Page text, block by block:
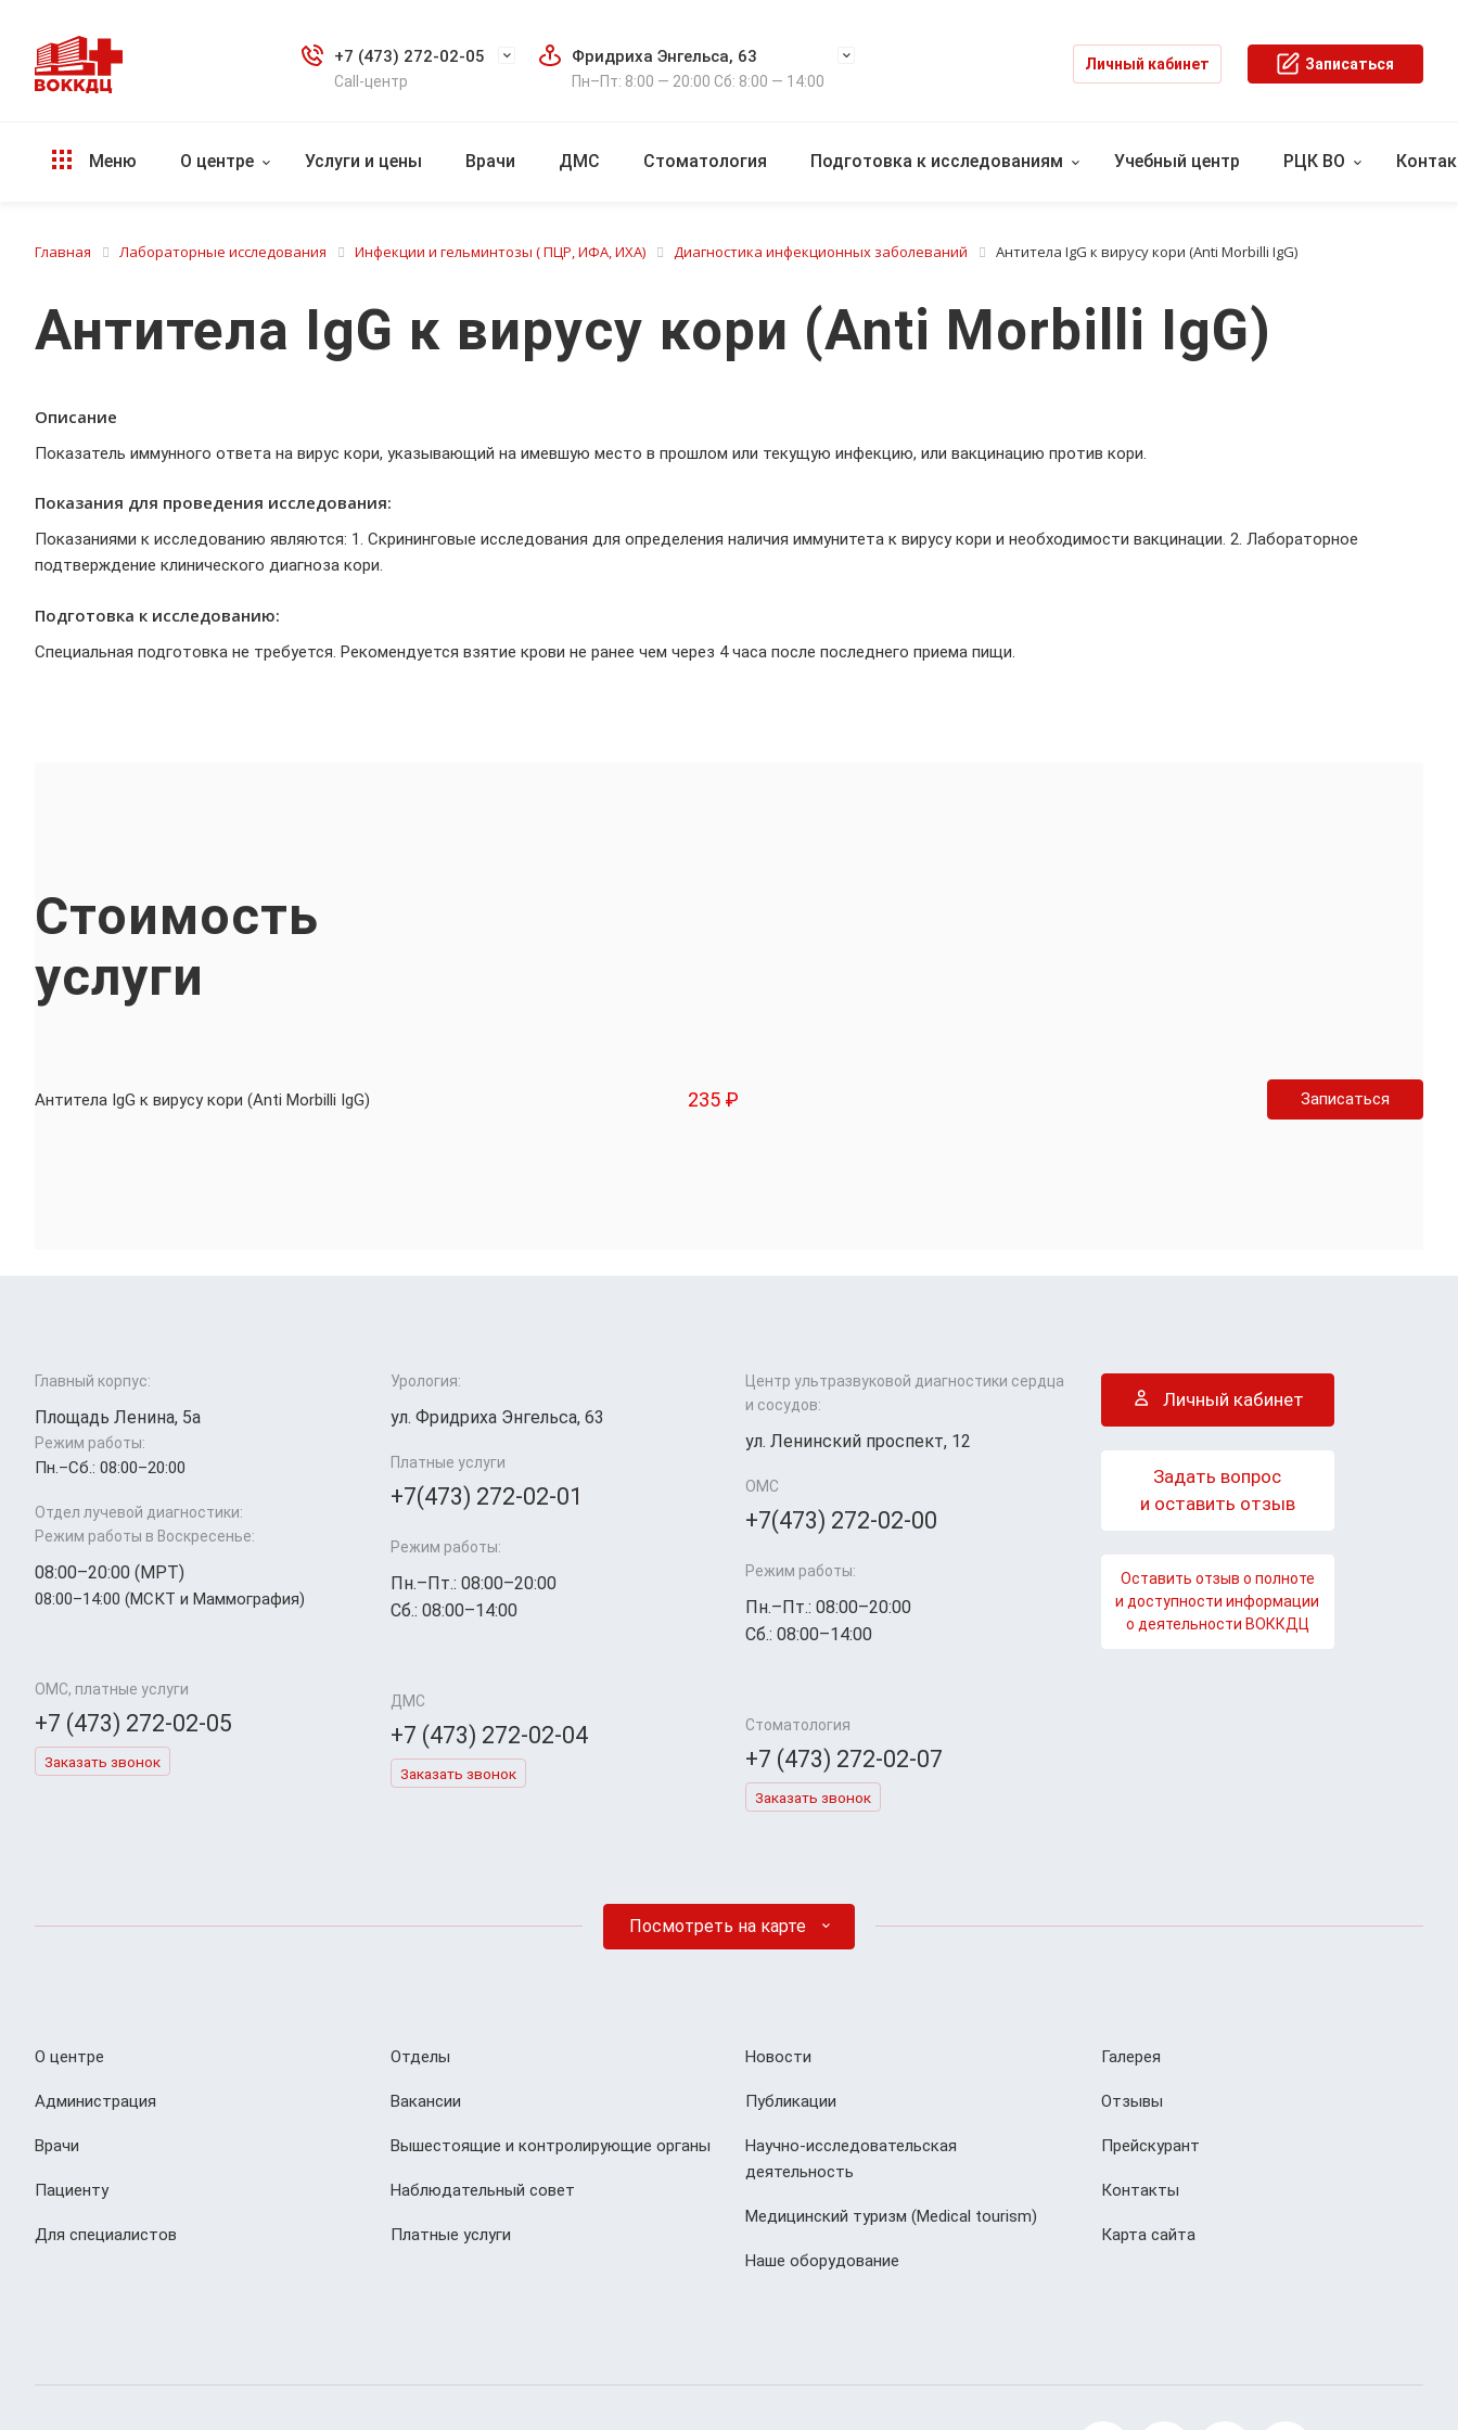
+7 (473) 272-02-05
Call-центр
Фридриха Энгельса, 63
Пн–Пт: 8:00 — 20:00 Сб: 8:00 — 14:00
Личный кабинет Записаться
Меню О центре Услуги и цены Врачи ДМС Стоматология Подготовка к исследованиям Учебный центр РЦК ВО
Главная Лабораторные исследования Инфекции и гельминтозы ( ПЦР, ИФА, ИХА) Диагностика инфекционных заболеваний Антитела IgG к вирусу кори (Anti Morbilli IgG)
Антитела IgG к вирусу кори (Anti Morbilli IgG)
Описание
Показатель иммунного ответа на вирус кори, указывающий на имевшую место в прошлом или текущую инфекцию, или вакцинацию против кори.
Показания для проведения исследования:
Показаниями к исследованию являются: 1. Скрининговые исследования для определения наличия иммунитета к вирусу кори и необходимости вакцинации. 2. Лабораторное
подтверждение клинического диагноза кори.
Подготовка к исследованию:
Специальная подготовка не требуется. Рекомендуется взятие крови не ранее чем через 4 часа после последнего приема пищи.
Стоимость
услуги
Антитела IgG к вирусу кори (Anti Morbilli IgG) 235 ₽ Записаться
Главный корпус:
Площадь Ленина, 5а
Режим работы:
Пн.–Cб.: 08:00–20:00
Отдел лучевой диагностики:
Режим работы в Воскресенье:
08:00–20:00 (МРТ)
08:00–14:00 (МСКТ и Маммография)
ОМС, платные услуги
+7 (473) 272-02-05
Заказать звонок
Урология:
ул. Фридриха Энгельса, 63
Платные услуги
+7(473) 272-02-01
Режим работы:
Пн.–Пт.: 08:00–20:00
Сб.: 08:00–14:00
ДМС
+7 (473) 272-02-04
Заказать звонок
Центр ультразвуковой диагностики сердца
и сосудов:
ул. Ленинский проспект, 12
ОМС
+7(473) 272-02-00
Режим работы:
Пн.–Пт.: 08:00–20:00
Сб.: 08:00–14:00
Стоматология
+7 (473) 272-02-07
Заказать звонок
Личный кабинет
Задать вопрос
и оставить отзыв
Оставить отзыв о полноте
и доступности информации
о деятельности ВОККДЦ
Посмотреть на карте
О центре
Администрация
Врачи
Пациенту
Для специалистов
Отделы
Вакансии
Вышестоящие и контролирующие органы
Наблюдательный совет
Платные услуги
Новости
Публикации
Научно-исследовательская
деятельность
Медицинский туризм (Мedical tourism)
Наше оборудование
Галерея
Отзывы
Прейскурант
Контакты
Карта сайта